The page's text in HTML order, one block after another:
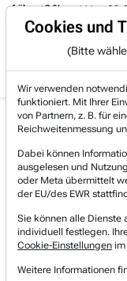
über +3 %. 16:49
Gratis Account Login
Jetzt
Bereits bei
Home Börsen-
Deutschland
massives
Cookies und
(Bitte
Wir verwenden
funktioniert. Mit Ihrer
von Partnern, z. B. für
Reichweitenmessung
Dabei können
ausgelesen und
oder Meta übermittelt
der EU/des EWR
Sie können alle Dienste
individuell festlegen.
Cookie-Einstellungen
Weitere Informationen